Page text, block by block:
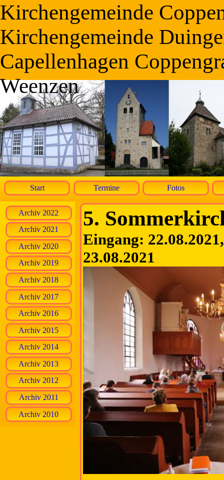
Kirchengemeinde
Kirchengemeinde
Capellenhagen
Weenzen
Start Termine Fotos
Archiv 2022
Archiv 2021
Archiv 2020
Archiv 2019
Archiv 2018
Archiv 2017
Archiv 2016
Archiv 2015
Archiv 2014
Archiv 2013
Archiv 2012
Archiv 2011
Archiv 2010
5.
Eingang:
23.08.2021